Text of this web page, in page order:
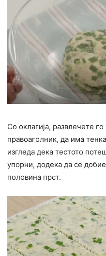
Со оклагија, развлечете
правоаголник, да има
изгледа дека тестото
упорни, додека да се
половина прст.